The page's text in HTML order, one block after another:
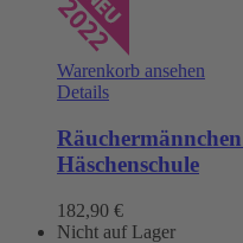
Warenkorb ansehen
Details
Häschenschule
182,90 €
Nicht auf Lager